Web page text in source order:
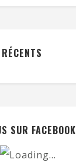
SUR FACEBOOK